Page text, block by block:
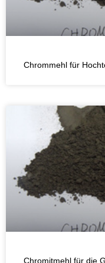
Chrommehl für
Chromitmehl für die